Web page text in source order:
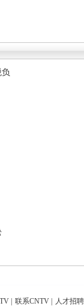
| 联系CNTV | 人才招聘